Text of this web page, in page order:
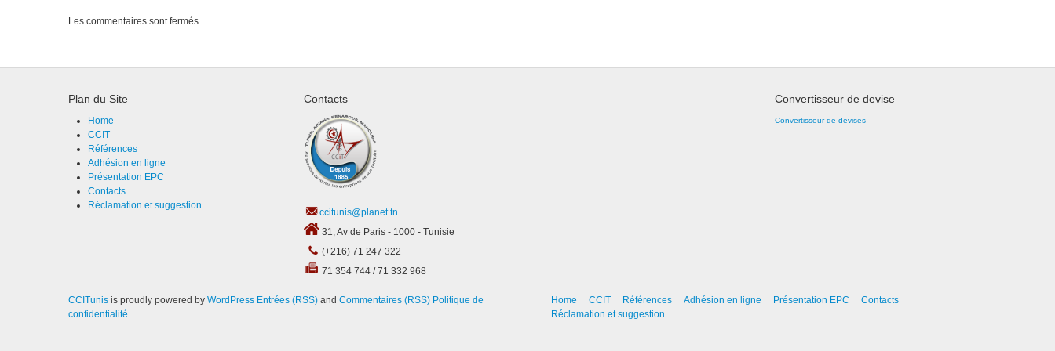
Les commentaires sont fermés.
Plan du Site
Home
CCIT
Références
Adhésion en ligne
Présentation EPC
Contacts
Réclamation et suggestion
Contacts
ccitunis@planet.tn
31, Av de Paris - 1000 - Tunisie
(+216) 71 247 322
71 354 744 / 71 332 968
Convertisseur de devise
Convertisseur de devises
CCITunis is proudly powered by WordPress Entrées (RSS) and Commentaires (RSS) Politique de
confidentialité
Home CCIT Références Adhésion en ligne Présentation EPC
Contacts
Réclamation et suggestion